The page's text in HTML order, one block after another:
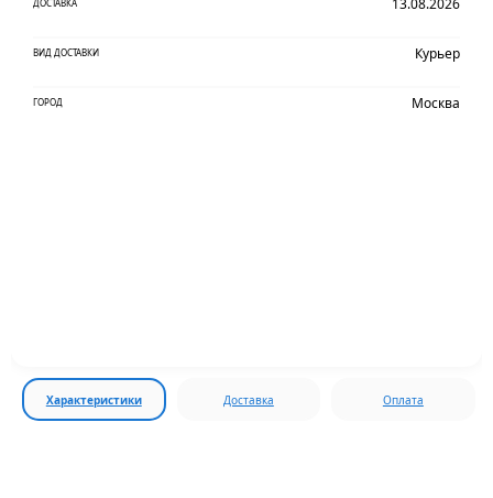
ДОСТАВКА 13.08.2026
ВИД ДОСТАВКИ Курьер
ГОРОД Москва
Характеристики Доставка Оплата